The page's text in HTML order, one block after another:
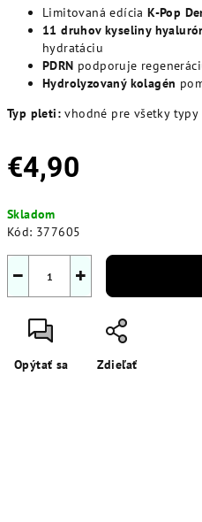
Limitovaná edíciaK-Pop
11 druhov kyseliny
hydratáciu
PDRN podporuje
Hydrolyzovaný kolagén
Typ pleti: vhodné pre všetky typy
€4,90
cena:
Skladom
Kód: 377605
+
−
Opýtať sa Zdieľať